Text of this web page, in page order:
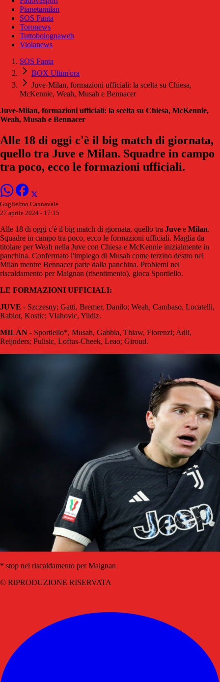
Pianetamilan
SOS Fanta
Toronews
Tuttobolognaweb
Violanews
SOS Fanta
BOX Ultim'ora
Juve-Milan, formazioni ufficiali: la scelta su Chiesa,
McKennie, Weah, Musah e Bennacer
Juve-Milan, formazioni ufficiali: la scelta su Chiesa, McKennie,
Weah, Musah e Bennacer
Alle 18 di oggi c'è il big match di giornata,
quello tra Juve e Milan. Squadre in campo
tra poco, ecco le formazioni ufficiali.
Guglielmo Cannavale
27 aprile 2024 - 17:15
Alle 18 di oggi c'è il big match di giornata, quello tra Juve e Milan.
Squadre in campo tra poco, ecco le formazioni ufficiali. Maglia da
titolare per Weah nella Juve con Chiesa e McKennie inizialmente in
panchina. Confermato l'impiego di Musah come terzino destro nel
Milan mentre Bennacer parte dalla panchina. Problemi nel
riscaldamento per Maignan (risentimento), gioca Sportiello.
LE FORMAZIONI UFFICIALI:
JUVE - Szczesny; Gatti, Bremer, Danilo; Weah, Cambaso, Locatelli,
Rabiot, Kostic; Vlahovic, Yildiz.
MILAN - Sportiello*, Musah, Gabbia, Thiaw, Florenzi; Adli,
Reijnders; Pulisic, Loftus-Cheek, Leao; Giroud.
* stop nel riscaldamento per Maignan
© RIPRODUZIONE RISERVATA